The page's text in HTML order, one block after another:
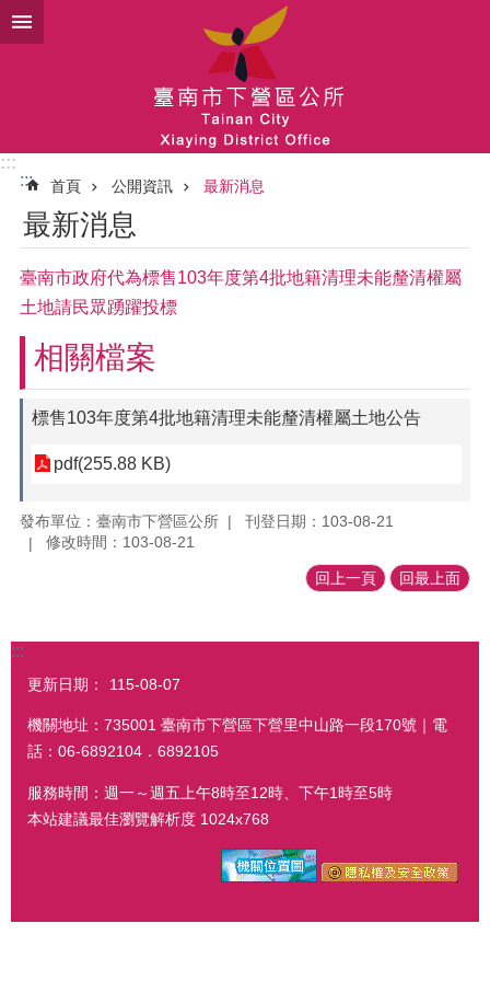
跳到主要內容區塊
:::
:::
首頁 公開資訊 最新消息
最新消息
臺南市政府代為標售103年度第4批地籍清理未能釐清權屬
土地請民眾踴躍投標
相關檔案
標售103年度第4批地籍清理未能釐清權屬土地公告
pdf(255.88 KB)
發布單位：臺南市下營區公所
刊登日期：103-08-21
修改時間：103-08-21
回上一頁 回最上面
:::
更新日期： 115-08-07
機關地址：735001 臺南市下營區下營里中山路一段170號｜電
話：06-6892104．6892105
服務時間：週一～週五上午8時至12時、下午1時至5時
本站建議最佳瀏覽解析度 1024x768